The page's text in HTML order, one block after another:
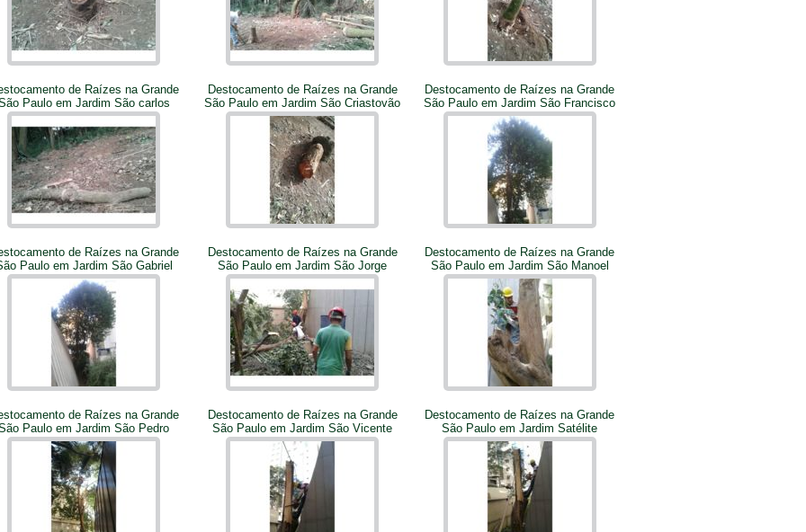
de Raízes na Grande
Paulo em Jardim São carlos
Destocamento de Raízes na Grande
São Paulo em Jardim São Criastovão
Destocamento de Raízes na Grande
São Paulo em Jardim São Francisco
de Raízes na Grande
Paulo em Jardim São Gabriel
Destocamento de Raízes na Grande
São Paulo em Jardim São Jorge
Destocamento de Raízes na Grande
São Paulo em Jardim São Manoel
de Raízes na Grande
Paulo em Jardim São Pedro
Destocamento de Raízes na Grande
São Paulo em Jardim São Vicente
Destocamento de Raízes na Grande
São Paulo em Jardim Satélite